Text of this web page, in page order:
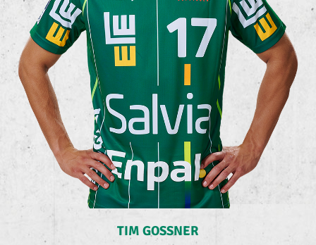
TIM GOSSNER